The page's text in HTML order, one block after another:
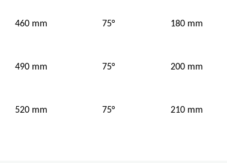
460 mm 75° 180 mm
490 mm 75° 200 mm
520 mm 75° 210 mm